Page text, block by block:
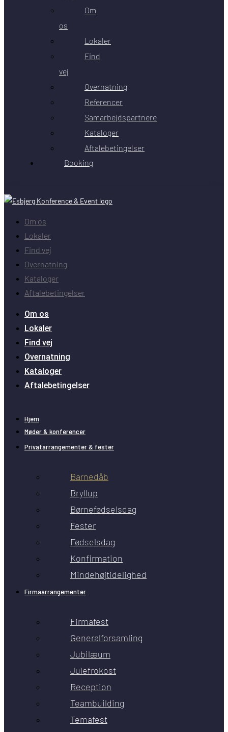
Om
os
Lokaler
Find
vej
Overnatning
Referencer
Samarbejdspartnere
Kataloger
Aftalebetingelser
Booking
Om os
Lokaler
Find vej
Overnatning
Kataloger
Aftalebetingelser
Om os
Lokaler
Find vej
Overnatning
Kataloger
Aftalebetingelser
Hjem
Møder & konferencer
Privatarrangementer & fester
Barnedåb
Bryllup
Børnefødselsdag
Fester
Fødselsdag
Konfirmation
Mindehøjtidelighed
Firmaarrangementer
Firmafest
Generalforsamling
Jubilæum
Julefrokost
Reception
Teambuilding
Temafest